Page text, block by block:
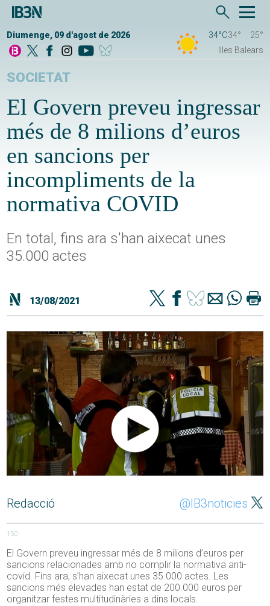
Diumenge, 09 d'agost de 2026 34°C34°
25°
Illes Balears
SOCIETAT
El Govern preveu ingressar
més de 8 milions d’euros
en sancions per
incompliments de la
normativa COVID
En total, fins ara s'han aixecat unes
35.000 actes
13/08/2021
Redacció @IB3noticies
150
El Govern preveu ingressar més de 8 milions d’euros per
sancions relacionades amb no complir la normativa anti-
covid. Fins ara, s’han aixecat unes 35.000 actes. Les
sancions més elevades han estat de 200.000 euros per
organitzar festes multitudinàries a dins locals.